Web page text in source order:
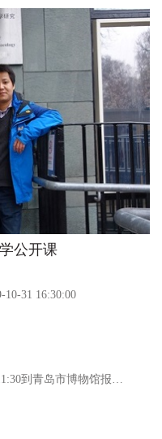
公开课
10-31 16:30:00
到青岛市博物馆报…